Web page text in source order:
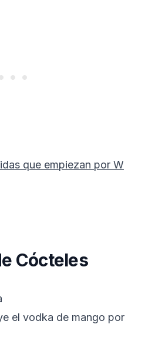
que empiezan por W
Cócteles
el vodka de mango por